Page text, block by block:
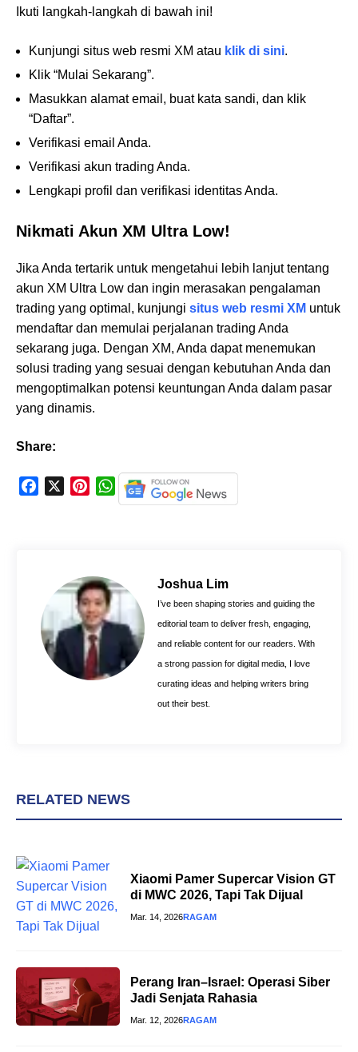
Ikuti langkah-langkah di bawah ini!
Kunjungi situs web resmi XM atau klik di sini.
Klik “Mulai Sekarang”.
Masukkan alamat email, buat kata sandi, dan klik
“Daftar”.
Verifikasi email Anda.
Verifikasi akun trading Anda.
Lengkapi profil dan verifikasi identitas Anda.
Nikmati Akun XM Ultra Low!
Jika Anda tertarik untuk mengetahui lebih lanjut tentang
akun XM Ultra Low dan ingin merasakan pengalaman
trading yang optimal, kunjungi situs web resmi XM untuk
mendaftar dan memulai perjalanan trading Anda
sekarang juga. Dengan XM, Anda dapat menemukan
solusi trading yang sesuai dengan kebutuhan Anda dan
mengoptimalkan potensi keuntungan Anda dalam pasar
yang dinamis.
Share:
k
r
e
s
t
W
h
A
p
Joshua Lim
I’ve been shaping stories and guiding the
editorial team to deliver fresh, engaging,
and reliable content for our readers. With
a strong passion for digital media, I love
curating ideas and helping writers bring
out their best.
RELATED NEWS
Xiaomi Pamer Supercar Vision GT
di MWC 2026, Tapi Tak Dijual
Mar. 14, 2026RAGAM
Perang Iran–Israel: Operasi Siber
Jadi Senjata Rahasia
Mar. 12, 2026RAGAM